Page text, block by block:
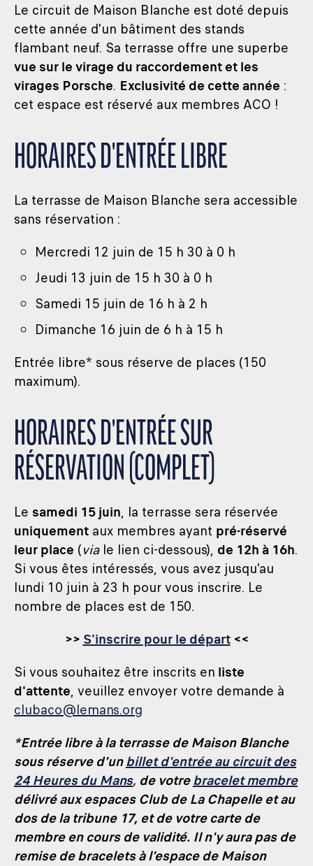
Le circuit de Maison Blanche est doté depuis
cette année d'un bâtiment des stands
flambant neuf. Sa terrasse offre une superbe
vue sur le virage du raccordement et les
virages Porsche. Exclusivité de cette année :
cet espace est réservé aux membres ACO !
HORAIRES D'ENTRÉE LIBRE
La terrasse de Maison Blanche sera accessible
sans réservation :
Mercredi 12 juin de 15 h 30 à 0 h
Jeudi 13 juin de 15 h 30 à 0 h
Samedi 15 juin de 16 h à 2 h
Dimanche 16 juin de 6 h à 15 h
Entrée libre* sous réserve de places (150
maximum).
HORAIRES D'ENTRÉE SUR
RÉSERVATION (COMPLET)
Le samedi 15 juin, la terrasse sera réservée
uniquement aux membres ayant pré-réservé
leur place (viale lien ci-dessous), de 12h à 16h.
Si vous êtes intéressés, vous avez jusqu'au
lundi 10 juin à 23 h pour vous inscrire. Le
nombre de places est de 150.
>> S'inscrire pour le départ<<
Si vous souhaitez être inscrits en liste
d'attente, veuillez envoyer votre demande à
clubaco@lemans.org
*Entrée libre à la terrasse de Maison Blanche
sous réserve d'unbillet d'entrée au circuit des
24 Heures du Mans, de votrebracelet membre
délivré aux espaces Club de La Chapelle et au
dos de la tribune 17, et de votre carte de
membre en cours de validité. Il n'y aura pas de
remise de bracelets à l'espace de Maison